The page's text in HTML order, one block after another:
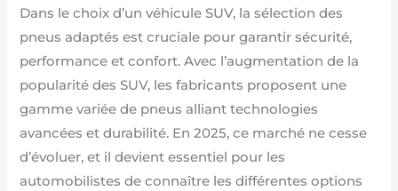
Dans le choix d’un véhicule SUV, la sélection des
pneus adaptés est cruciale pour garantir sécurité,
performance et confort. Avec l’augmentation de la
popularité des SUV, les fabricants proposent une
gamme variée de pneus alliant technologies
avancées et durabilité. En 2025, ce marché ne cesse
d’évoluer, et il devient essentiel pour les
automobilistes de connaître les différentes options